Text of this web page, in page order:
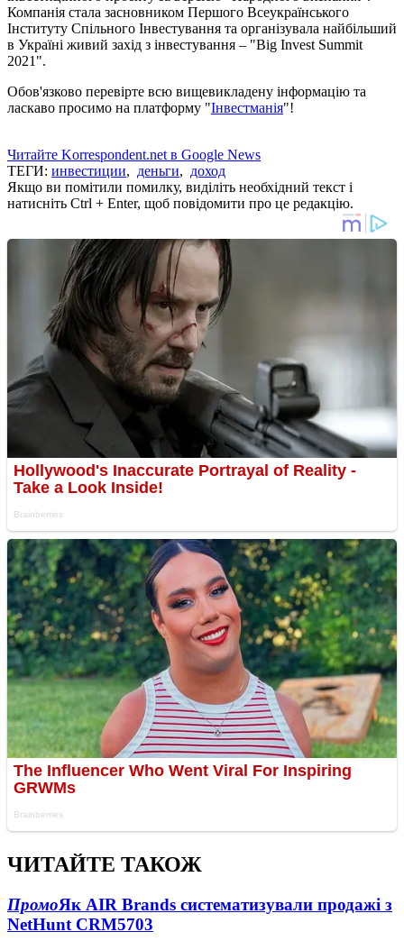
Компанія стала засновником Першого Всеукраїнського
Інституту Спільного Інвестування та організувала найбільший
в Україні живий захід з інвестування – "Big Invest Summit
2021".
Обов'язково перевірте всю вищевикладену інформацію та
ласкаво просимо на платформу "Інвестманія"!
Читайте Korrespondent.net в Google News
ТЕГИ: инвестиции, деньги, доход
Якщо ви помітили помилку, виділіть необхідний текст і
натисніть Ctrl + Enter, щоб повідомити про це редакцію.
ЧИТАЙТЕ ТАКОЖ
ПромоЯк AIR Brands систематизували продажі з
NetHunt CRM5703